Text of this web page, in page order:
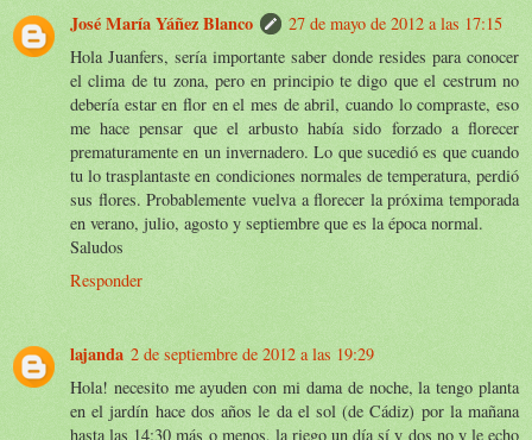
José María Yáñez Blanco
27 de mayo de 2012 a las 17:15
Hola Juanfers, sería importante saber donde resides para conocer
el clima de tu zona, pero en principio te digo que el cestrum no
debería estar en flor en el mes de abril, cuando lo compraste, eso
me hace pensar que el arbusto había sido forzado a florecer
prematuramente en un invernadero. Lo que sucedió es que cuando
tu lo trasplantaste en condiciones normales de temperatura, perdió
sus flores. Probablemente vuelva a florecer la próxima temporada
en verano, julio, agosto y septiembre que es la época normal.
Saludos
Responder
lajanda 2 de septiembre de 2012 a las 19:29
Hola! necesito me ayuden con mi dama de noche, la tengo planta
en el jardín hace dos años le da el sol (de Cádiz) por la mañana
hasta las 14:30 más o menos, la riego un día sí y dos no y le echo